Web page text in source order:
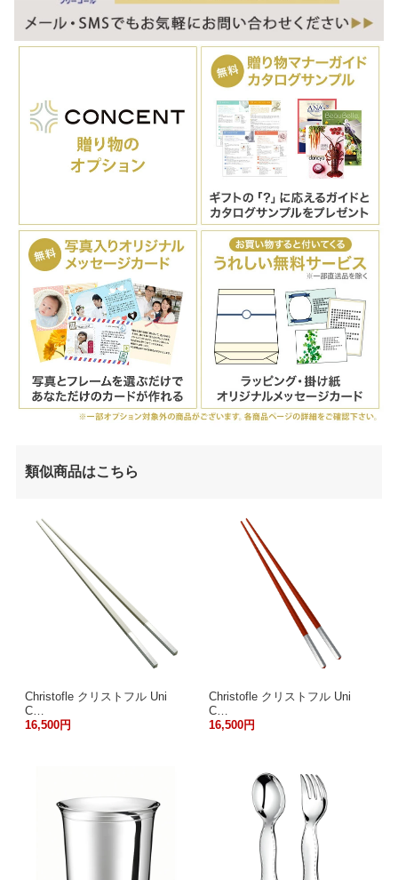
類似商品はこちら
Christofle クリストフル Uni
C…
16,500円
Christofle クリストフル Uni
C…
16,500円